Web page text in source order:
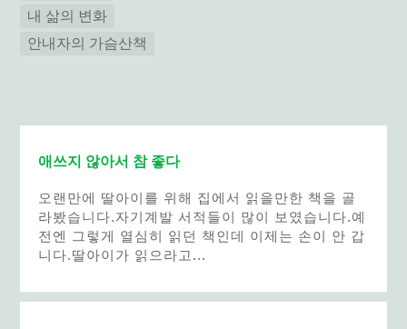
내 삶의 변화
안내자의 가슴산책
애쓰지 않아서 참 좋다
오랜만에 딸아이를 위해 집에서 읽을만한 책을 골
라봤습니다.자기계발 서적들이 많이 보였습니다.예
전엔 그렇게 열심히 읽던 책인데 이제는 손이 안 갑
니다.딸아이가 읽으라고...